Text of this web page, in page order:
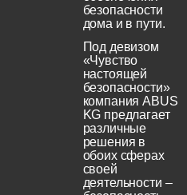
безопасности
дома и в пути.
Под девизом
«Чувство
настоящей
безопасности»
компания ABUS
KG предлагает
различные
решения в
обоих сферах
своей
деятельности –